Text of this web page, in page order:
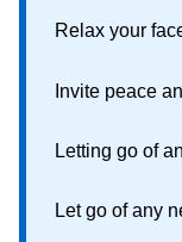
Relax your
Invite peace
Letting go of
Let go of any